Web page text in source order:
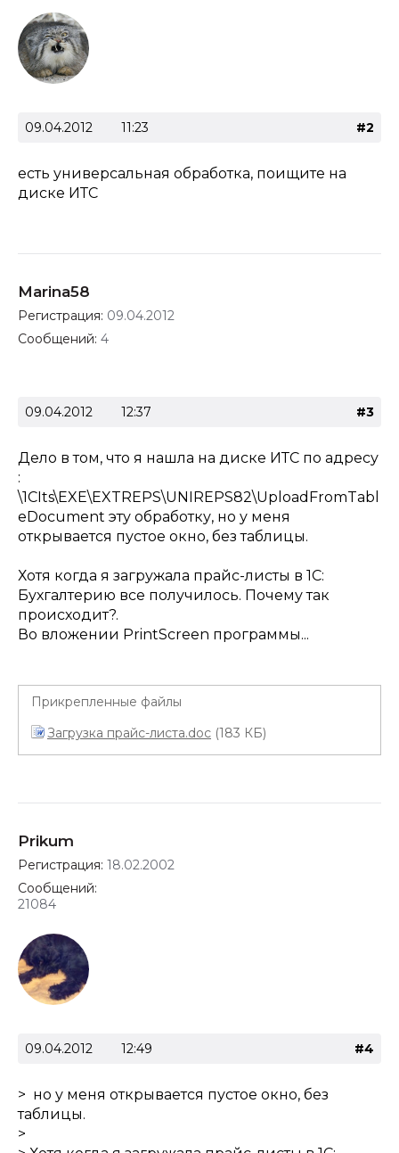
09.04.2012 11:23 #2
есть универсальная обработка, поищите на
диске ИТС
Marina58
Регистрация: 09.04.2012
Сообщений: 4
09.04.2012 12:37 #3
Дело в том, что я нашла на диске ИТС по адресу
:
\1CIts\EXE\EXTREPS\UNIREPS82\UploadFromTabl
eDocument эту обработку, но у меня
открывается пустое окно, без таблицы.
Хотя когда я загружала прайс-листы в 1С:
Бухгалтерию все получилось. Почему так
происходит?.
Во вложении PrintScreen программы...
Прикрепленные файлы
Загрузка прайс-листа.doc (183 КБ)
Prikum
Регистрация: 18.02.2002
Сообщений:
21084
09.04.2012 12:49 #4
> но у меня открывается пустое окно, без
таблицы.
>